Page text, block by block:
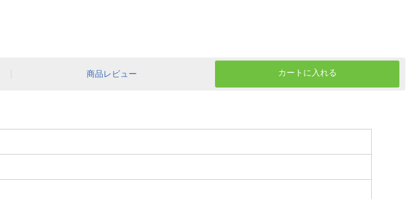
カートに入れる
商品レビュー